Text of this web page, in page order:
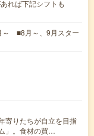
れば下記シフトも
～ ■8月～、9月スター
りたちが自立を目指
」。食材の買…